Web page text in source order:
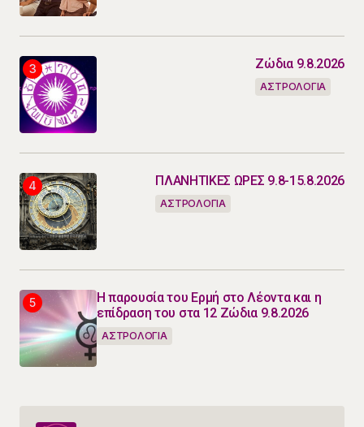
Ζώδια 9.8.2026
ΑΣΤΡΟΛΟΓΙΑ
ΠΛΑΝΗΤΙΚΕΣ ΩΡΕΣ 9.8-15.8.2026
ΑΣΤΡΟΛΟΓΙΑ
Η παρουσία του Ερμή στο Λέοντα και η
επίδραση του στα 12 Ζώδια 9.8.2026
ΑΣΤΡΟΛΟΓΙΑ